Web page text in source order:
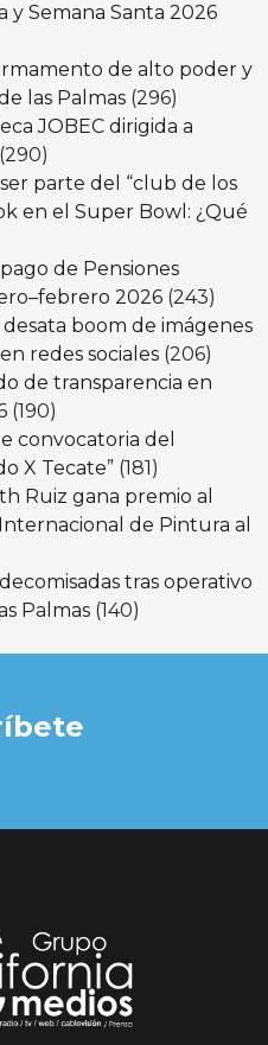
y Semana Santa 2026
de alto poder y
las Palmas (296)
JOBEC dirigida a
(290)
parte del “club de los
en el Super Bowl: ¿Qué
de Pensiones
2026 (243)
boom de imágenes
redes sociales (206)
de transparencia en
(190)
convocatoria del
X Tecate” (181)
Ruiz gana premio al
de Pintura al
tras operativo
Palmas (140)